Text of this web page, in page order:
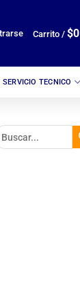
Carrito / $0
SERVICIO TECNICO